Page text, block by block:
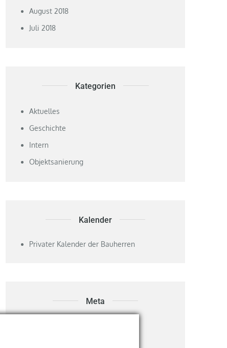
August 2018
Juli 2018
Kategorien
Aktuelles
Geschichte
Intern
Objektsanierung
Kalender
Privater Kalender der Bauherren
Meta